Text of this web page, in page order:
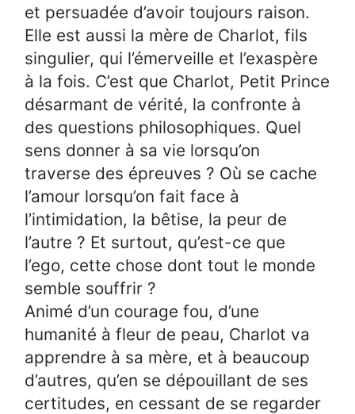
et persuadée d’avoir toujours raison.
Elle est aussi la mère de Charlot, fils
singulier, qui l’émerveille et l’exaspère
à la fois. C’est que Charlot, Petit Prince
désarmant de vérité, la confronte à
des questions philosophiques. Quel
sens donner à sa vie lorsqu’on
traverse des épreuves ? Où se cache
l’amour lorsqu’on fait face à
l’intimidation, la bêtise, la peur de
l’autre ? Et surtout, qu’est-ce que
l’ego, cette chose dont tout le monde
semble souffrir ?
Animé d’un courage fou, d’une
humanité à fleur de peau, Charlot va
apprendre à sa mère, et à beaucoup
d’autres, qu’en se dépouillant de ses
certitudes, en cessant de se regarder